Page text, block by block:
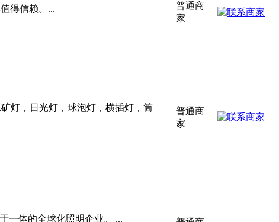
得信赖。...
普通商
家
灯，日光灯，球泡灯，横插灯，筒
普通商
家
一体的全球化照明企业。 ...